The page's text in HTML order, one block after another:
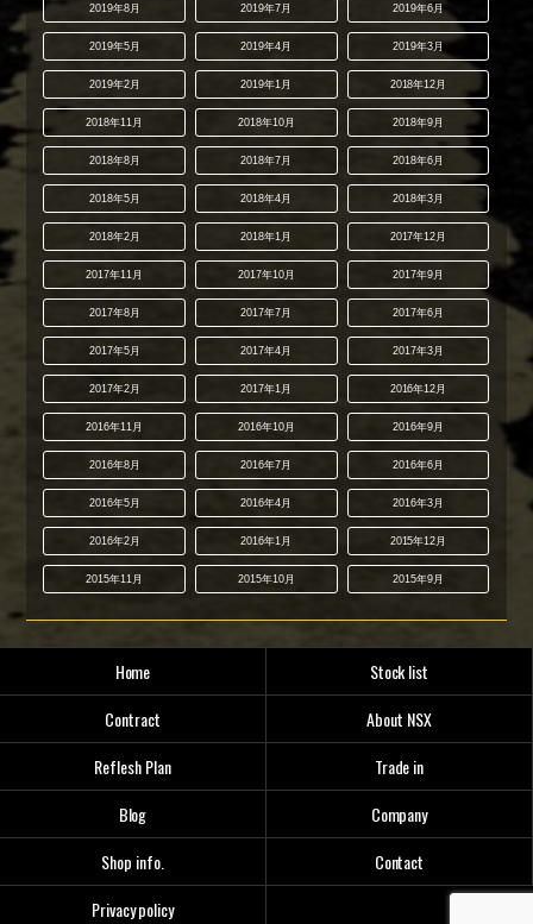
2019年8月 2019年7月 2019年6月
2019年5月 2019年4月 2019年3月
2019年2月 2019年1月 2018年12月
2018年11月 2018年10月 2018年9月
2018年8月 2018年7月 2018年6月
2018年5月 2018年4月 2018年3月
2018年2月 2018年1月 2017年12月
2017年11月 2017年10月 2017年9月
2017年8月 2017年7月 2017年6月
2017年5月 2017年4月 2017年3月
2017年2月 2017年1月 2016年12月
2016年11月 2016年10月 2016年9月
2016年8月 2016年7月 2016年6月
2016年5月 2016年4月 2016年3月
2016年2月 2016年1月 2015年12月
2015年11月 2015年10月 2015年9月
Home
Stock list
Contract
About NSX
Reflesh Plan
Trade in
Blog
Company
Shop info.
Contact
Privacy policy